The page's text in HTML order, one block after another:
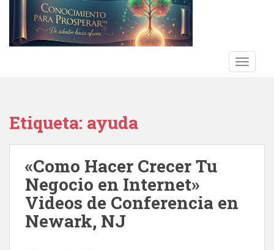
Etiqueta: ayuda
«Como Hacer Crecer Tu
Negocio en Internet»
Videos de Conferencia en
Newark, NJ